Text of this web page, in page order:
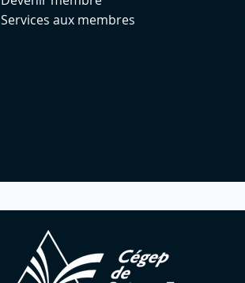
Services aux membres